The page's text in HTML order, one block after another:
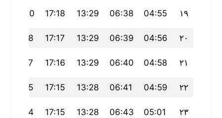
١٩ 04:55
06:38
13:29
17:18
20:20
٢٠ 04:56
06:39
13:29
17:17
20:18
٢١ 04:58
06:40
13:29
17:16
20:17
٢٢ 04:59
06:41
13:28
17:15
20:15
٢٣ 05:01
06:43
13:28
17:15
20:14